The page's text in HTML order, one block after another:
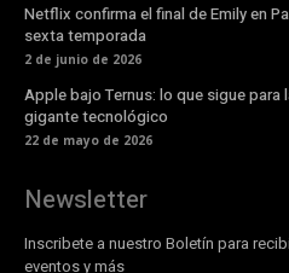
Netflix confirma el final de Emily en
sexta temporada
2 de junio de 2026
Apple bajo Ternus: lo que sigue
gigante tecnológico
22 de mayo de 2026
Newsletter
Inscribete a nuestro Boletín para
eventos y más